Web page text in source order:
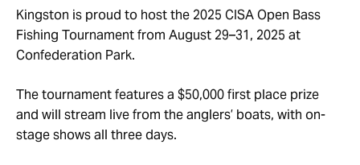
Kingston is proud to host the 2025 CISA Open Bass
Fishing Tournament from August 29–31, 2025 at
Confederation Park.
The tournament features a $50,000 first place prize
and will stream live from the anglers’ boats, with on-
stage shows all three days.